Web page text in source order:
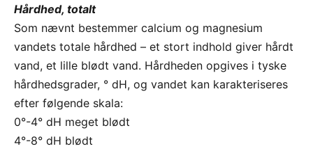
Hårdhed, totalt
Som nævnt bestemmer calcium og magnesium
vandets totale hårdhed – et stort indhold giver hårdt
vand, et lille blødt vand. Hårdheden opgives i tyske
hårdhedsgrader, ° dH, og vandet kan karakteriseres
efter følgende skala:
0°-4° dH meget blødt
4°-8° dH blødt